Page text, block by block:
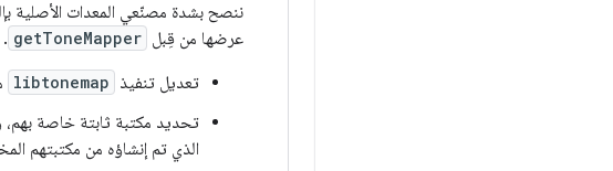
ننصح بشدة مصنّعي المعدات الأصلية
عرضها من قِبل getToneMapper
.
تعديل تنفيذ libtonemap
تحديد مكتبة ثابتة خاصة
الذي تم إنشاؤه من مكتبتهم